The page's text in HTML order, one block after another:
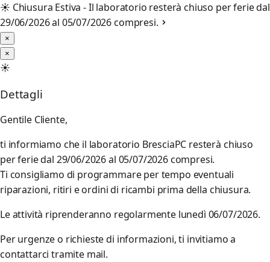
☀️ Chiusura Estiva - Il laboratorio resterà chiuso per ferie dal
29/06/2026 al 05/07/2026 compresi.
×
×
☀️
Dettagli
Gentile Cliente,
ti informiamo che il laboratorio BresciaPC resterà chiuso
per ferie dal 29/06/2026 al 05/07/2026 compresi.
Ti consigliamo di programmare per tempo eventuali
riparazioni, ritiri e ordini di ricambi prima della chiusura.
Le attività riprenderanno regolarmente lunedì 06/07/2026.
Per urgenze o richieste di informazioni, ti invitiamo a
contattarci tramite mail.